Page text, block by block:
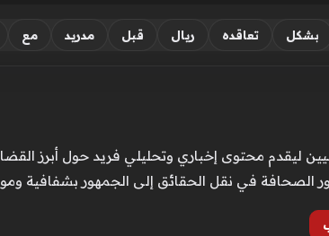
بشكل تعاقده ريال قبل مدريد مع
ليقدم محتوى إخباري وتحليلي فريد حول أبرز
الصحافة في نقل الحقائق إلى الجمهور بشفافية